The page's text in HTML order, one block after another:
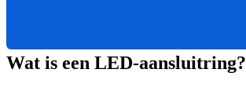
Wat is een LED-aansluitring?